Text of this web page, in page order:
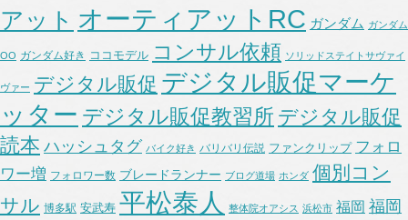
アット オーティアットRC ガンダム ガンダム
OO ガンダム好き ココモデル コンサル依頼 ソリッドステイトサヴァイ
ヴァー デジタル販促 デジタル販促マーケ
ッター デジタル販促教習所 デジタル販促
読本 ハッシュタグ バイク好き バリバリ伝説 ファンクリップ フォロ
ワー増 フォロワー数 ブレードランナー ブログ道場 ホンダ 個別コン
サル 博多駅 安武寿 平松泰人 整体院オアシス 浜松市 福岡 福岡